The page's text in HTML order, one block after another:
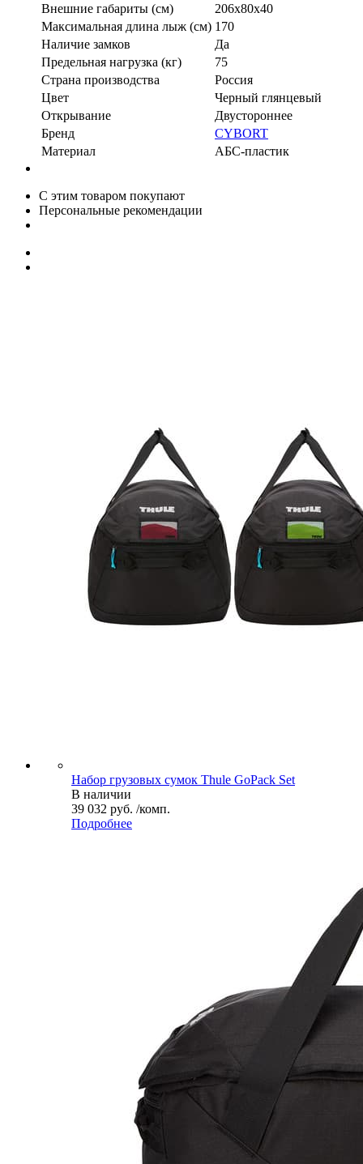
Внешние габариты (см)
206х80х40
Максимальная длина лыж (см) 170
Наличие замков
Да
Предельная нагрузка (кг)
75
Страна производства
Россия
Цвет
Черный глянцевый
Открывание
Двустороннее
Бренд
CYBORT
Материал
АБС-пластик
С этим товаром покупают
Персональные рекомендации
Набор грузовых сумок Thule GoPack Set
В наличии
39 032 руб. /комп.
Подробнее